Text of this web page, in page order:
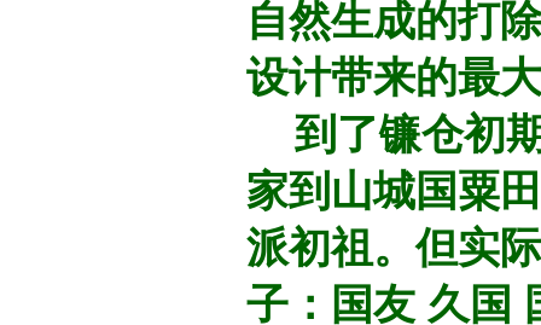
自然生成的打
设计带来的最
到了镰仓初
家到山城国粟
派初祖。但实
子： 国友 久国